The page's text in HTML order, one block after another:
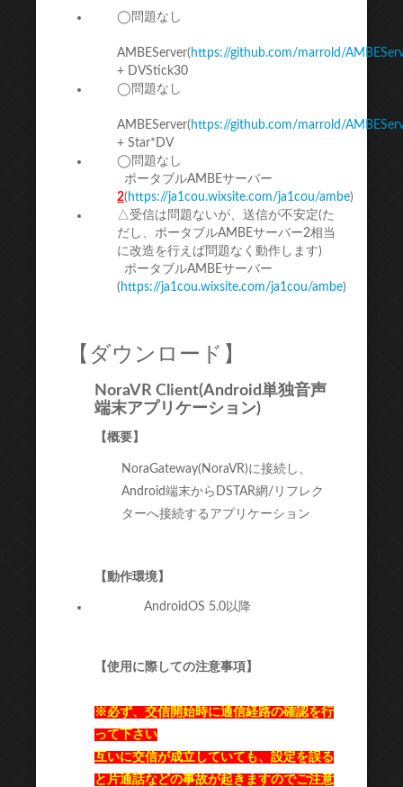
◯問題なし
AMBEServer( https://github.com/marrold/
+ DVStick30
◯問題なし
AMBEServer( https://github.com/marrold/
+ Star*DV
◯問題なし
ポータブルAMBEサーバー
2( https://ja1cou.wixsite.com/ja1cou/ambe)
△受信は問題ないが、送信が不安定(た
だし、ポータブルAMBEサーバー2相当
に改造を行えば問題なく動作します)
ポータブルAMBEサーバー
( https://ja1cou.wixsite.com/ja1cou/ambe)
【ダウンロード】
NoraVR Client(Android単独音声
端末アプリケーション)
【概要】
NoraGateway(NoraVR)に接続し、
Android端末からDSTAR網/リフレク
ターへ接続するアプリケーション
【動作環境】
AndroidOS 5.0以降
【使用に際しての注意事項】
※必ず、交信開始時に通信経路の確認を行
って下さい
互いに交信が成立していても、設定を誤る
と片通話などの事故が起きますのでご注意